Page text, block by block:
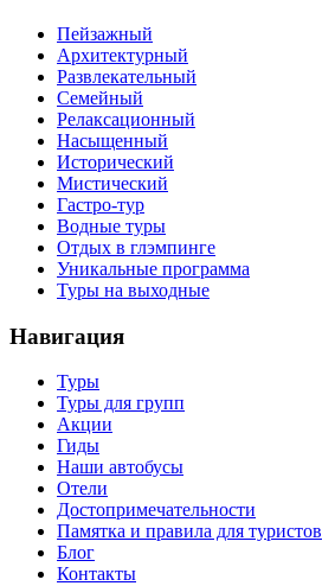
Пейзажный
Архитектурный
Развлекательный
Семейный
Релаксационный
Насыщенный
Исторический
Мистический
Гастро-тур
Водные туры
Отдых в глэмпинге
Уникальные программа
Туры на выходные
Навигация
Туры
Туры для групп
Акции
Гиды
Наши автобусы
Отели
Достопримечательности
Памятка и правила для туристов
Блог
Контакты